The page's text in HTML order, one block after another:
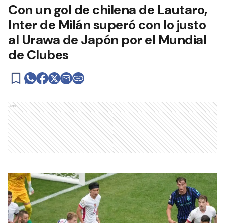
Con un gol de chilena de Lautaro,
Inter de Milán superó con lo justo
al Urawa de Japón por el Mundial
de Clubes
Ads